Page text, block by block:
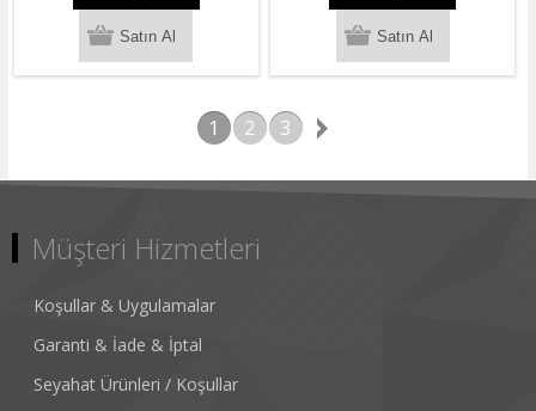
1 2 3
Müşteri Hizmetleri
Koşullar & Uygulamalar
Garanti & İade & İptal
Seyahat Ürünleri / Koşullar